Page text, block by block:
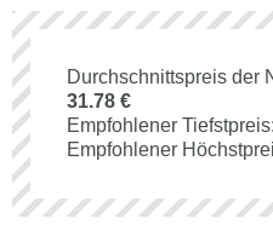
Durchschnittspreis der
31.78 €
Empfohlener Tiefstpreis:
Empfohlener